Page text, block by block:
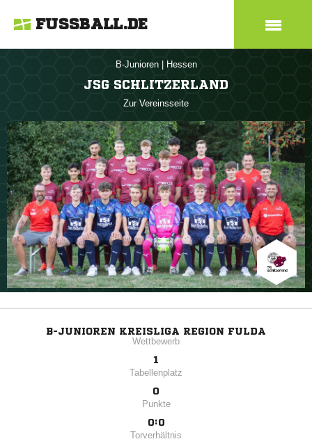
FUSSBALL.DE
B-Junioren Hessen
JSG SCHLITZERLAND
Zur Vereinsseite
B-JUNIOREN KREISLIGA REGION FULDA
Wettbewerb
1
Tabellenplatz
0
Punkte
0:0
Torverhältnis